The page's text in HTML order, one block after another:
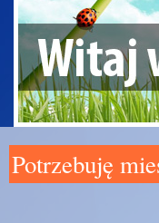
Potrzebuję